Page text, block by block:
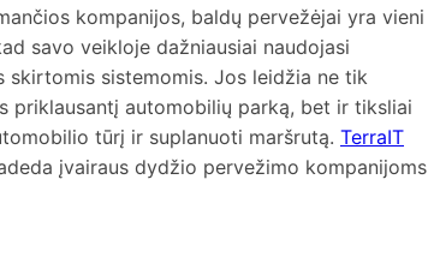
kompanijos, baldų pervežėjai yra vieni
savo veikloje dažniausiai naudojasi
sistemomis. Jos leidžia ne tik
automobilių parką, bet ir tiksliai
tūrį ir suplanuoti maršrutą. TerraIT
įvairaus dydžio pervežimo kompanijoms